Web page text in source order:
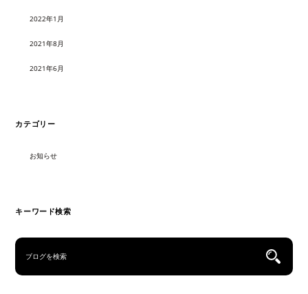
2022年1月
2021年8月
2021年6月
カテゴリー
お知らせ
キーワード検索